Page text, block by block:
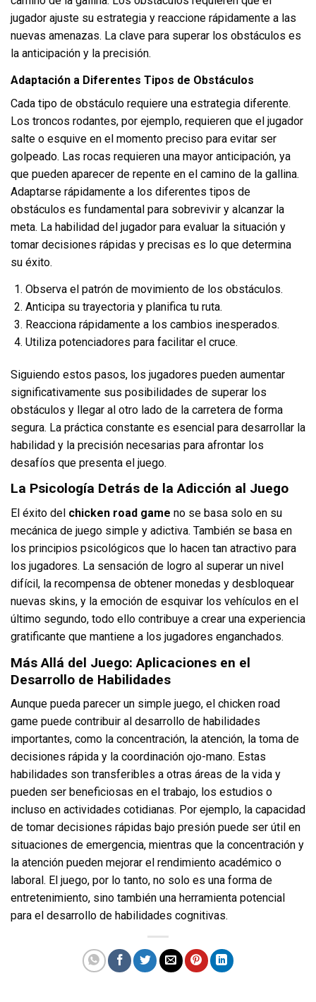
jugador ajuste su estrategia y reaccione rápidamente a las
nuevas amenazas. La clave para superar los obstáculos es
la anticipación y la precisión.
Adaptación a Diferentes Tipos de Obstáculos
Cada tipo de obstáculo requiere una estrategia diferente.
Los troncos rodantes, por ejemplo, requieren que el jugador
salte o esquive en el momento preciso para evitar ser
golpeado. Las rocas requieren una mayor anticipación, ya
que pueden aparecer de repente en el camino de la gallina.
Adaptarse rápidamente a los diferentes tipos de
obstáculos es fundamental para sobrevivir y alcanzar la
meta. La habilidad del jugador para evaluar la situación y
tomar decisiones rápidas y precisas es lo que determina
su éxito.
Observa el patrón de movimiento de los obstáculos.
Anticipa su trayectoria y planifica tu ruta.
Reacciona rápidamente a los cambios inesperados.
Utiliza potenciadores para facilitar el cruce.
Siguiendo estos pasos, los jugadores pueden aumentar
significativamente sus posibilidades de superar los
obstáculos y llegar al otro lado de la carretera de forma
segura. La práctica constante es esencial para desarrollar la
habilidad y la precisión necesarias para afrontar los
desafíos que presenta el juego.
La Psicología Detrás de la Adicción al Juego
El éxito del chicken road game no se basa solo en su
mecánica de juego simple y adictiva. También se basa en
los principios psicológicos que lo hacen tan atractivo para
los jugadores. La sensación de logro al superar un nivel
difícil, la recompensa de obtener monedas y desbloquear
nuevas skins, y la emoción de esquivar los vehículos en el
último segundo, todo ello contribuye a crear una experiencia
gratificante que mantiene a los jugadores enganchados.
Más Allá del Juego: Aplicaciones en el
Desarrollo de Habilidades
Aunque pueda parecer un simple juego, el chicken road
game puede contribuir al desarrollo de habilidades
importantes, como la concentración, la atención, la toma de
decisiones rápida y la coordinación ojo-mano. Estas
habilidades son transferibles a otras áreas de la vida y
pueden ser beneficiosas en el trabajo, los estudios o
incluso en actividades cotidianas. Por ejemplo, la capacidad
de tomar decisiones rápidas bajo presión puede ser útil en
situaciones de emergencia, mientras que la concentración y
la atención pueden mejorar el rendimiento académico o
laboral. El juego, por lo tanto, no solo es una forma de
entretenimiento, sino también una herramienta potencial
para el desarrollo de habilidades cognitivas.